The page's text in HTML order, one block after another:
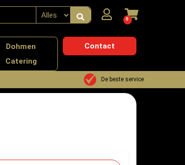
0
Dohmen
Catering
Contact
De beste service